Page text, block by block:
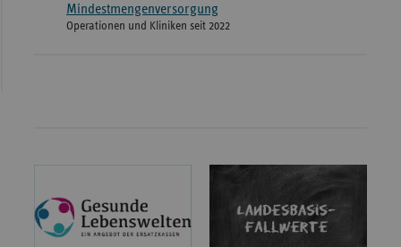
Mindestmengenversorgung
Operationen und Kliniken seit 2022